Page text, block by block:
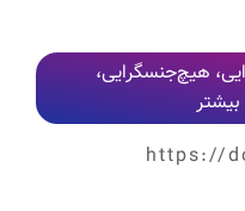
هیچ‌جنسگرایی،
https://